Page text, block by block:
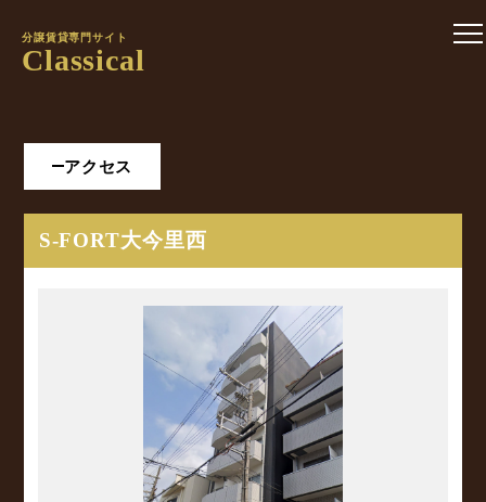
分譲賃貸専門サイト
Classical
アクセス
S-FORT大今里西